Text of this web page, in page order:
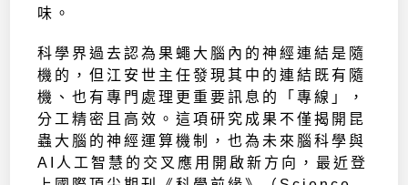
味。
科學界過去認為果蠅大腦內的神經連結是隨
機的，但江安世主任發現其中的連結既有隨
機、也有專門處理更重要訊息的「專線」，
分工精密且高效。這項研究成果不僅揭開昆
蟲大腦的神經運算機制，也為未來腦科學與
AI人工智慧的交叉應用開啟新方向，最近登